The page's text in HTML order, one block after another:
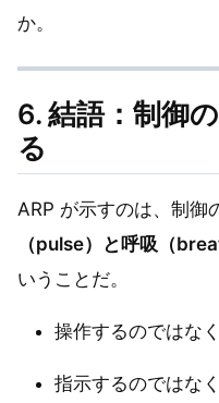
か。
6. 結語：制御
る
ARP が示すのは、制御
（pulse）と呼吸（
いうことだ。
操作するのではな
指示するのではな